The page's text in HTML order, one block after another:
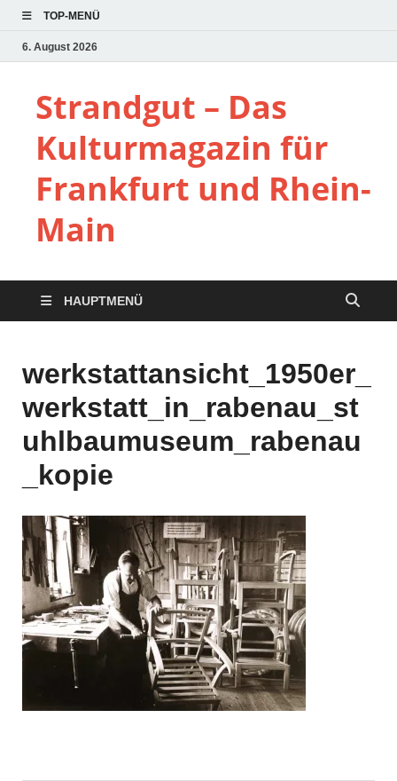
TOP-MENÜ
6. August 2026
Strandgut – Das
Kulturmagazin für
Frankfurt und Rhein-
Main
HAUPTMENÜ
werkstattansicht_1950er_
werkstatt_in_rabenau_st
uhlbaumuseum_rabenau
_kopie